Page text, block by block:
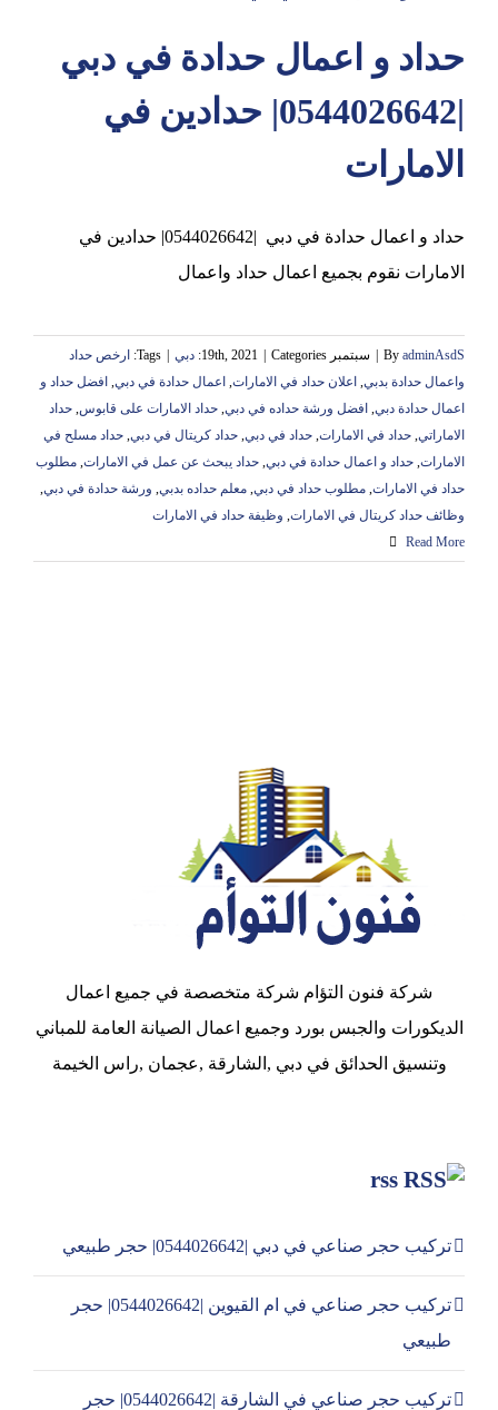
عجمانحداد و اعمال حدادة في دبي
|0544026642| حدادين في
الامارات
حداد و اعمال حدادة في دبي |0544026642| حدادين في
الامارات نقوم بجميع اعمال حداد واعمال
By adminAsdS سبتمبر 19th, 2021 Categories: دبي Tags:
ارخص حداد
واعمال حدادة بدبي, اعلان حداد في الامارات, اعمال حدادة في دبي, افضل حداد و
اعمال حدادة دبي, افضل ورشة حداده في دبي, حداد الامارات على قابوس, حداد
الاماراتي, حداد في الامارات, حداد في دبي, حداد كريتال في دبي, حداد مسلح في
الامارات, حداد و اعمال حدادة في دبي, حداد يبحث عن عمل في الامارات, مطلوب
حداد في الامارات, مطلوب حداد في دبي, معلم حداده بدبي, ورشة حدادة في دبي,
وظائف حداد كريتال في الامارات, وظيفة حداد في الامارات
Read More
شركة فنون التؤام شركة متخصصة في جميع اعمال
الديكورات والجبس بورد وجميع اعمال الصيانة العامة للمباني
وتنسيق الحدائق في دبي ,الشارقة ,عجمان ,راس الخيمة
rss
تركيب حجر صناعي في دبي |0544026642| حجر طبيعي
تركيب حجر صناعي في ام القيوين |0544026642| حجر
طبيعي
تركيب حجر صناعي في الشارقة |0544026642| حجر